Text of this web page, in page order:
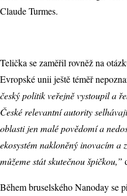
Claude Turmes.
Telička se zaměřil rovněž na
Evropské unii ještě téměř
český politik veřejně vystoupil a
České relevantní autority
oblasti jen malé povědomí a
ekosystém nakloněný inovacím a
můžeme stát skutečnou špičkou,”
Během bruselského Nanoday se